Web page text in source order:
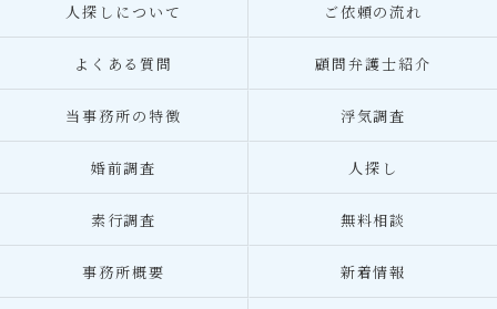
人探しについて ご依頼の流れ
よくある質問 顧問弁護士紹介
当事務所の特徴 浮気調査
婚前調査 人探し
素行調査 無料相談
事務所概要 新着情報